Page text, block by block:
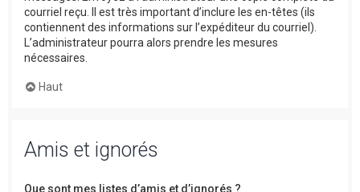
courriel reçu. Il est très important d’inclure les en-têtes (ils
contiennent des informations sur l’expéditeur du courriel).
L’administrateur pourra alors prendre les mesures
nécessaires.
Haut
Amis et ignorés
Que sont mes listes d’amis et d’ignorés ?